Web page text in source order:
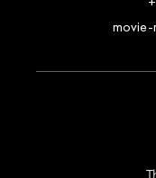
movie-